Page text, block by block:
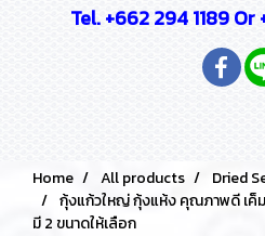
Tel. +662 294 1189
Home All products
Dried
กุ้งแก้วใหญ่ กุ้งแห้ง คุณภาพดี เค็
มี 2 ขนาดให้เลือก